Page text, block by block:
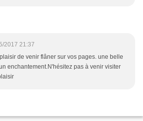
2017 21:37
de venir flâner sur vos pages. une belle
enchantement.N'hésitez pas à venir visiter